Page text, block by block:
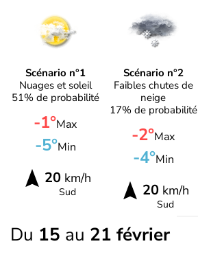
Scénario n°1
Nuages et soleil
51% de probabilité
-1°Max
-5°Min
20km/h
Sud
Scénario n°2
Faibles chutes de
neige
17% de probabilité
-2°Max
-4°Min
20km/h
Sud
Du 15 au 21 février